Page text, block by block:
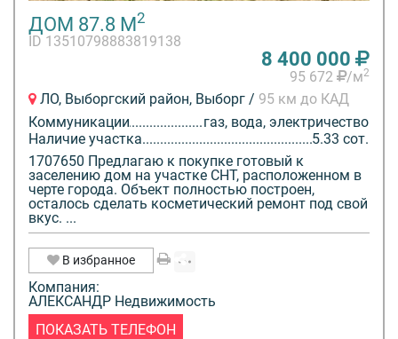
ДОМ 87.8 М2
ID 13510798883819138
8 400 000
95 672 /м2
ЛО, Выборгский район, Выборг / 95 км до КАД
Коммуникации
газ, вода, электричество
Наличие участка
5.33 сот.
1707650 Предлагаю к покупке готовый к
заселению дом на участке СНТ, расположенном в
черте города. Объект полностью построен,
осталось сделать косметический ремонт под свой
вкус. ...
В избранное
Компания:
АЛЕКСАНДР Недвижимость
ПОКАЗАТЬ ТЕЛЕФОН